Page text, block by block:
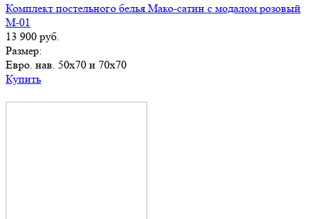
Комплект постельного белья Мако-сатин с модалом розовый
М-01
13 900 руб.
Размер:
Евро. нав. 50х70 и 70х70
Купить